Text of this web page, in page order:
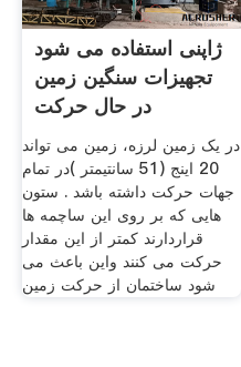
ژاپنی استفاده می شود
تجهیزات سنگین زمین
در حال حرکت
در یک زمین لرزه، زمین می تواند
20 اینج (51 سانتیمتر )در تمام
جهات حرکت داشته باشد . ستون
هایی که بر روی این ساچمه ها
قراردارند کمتر از این مقدار
حرکت می کنند واین باعث می
شود ساختمان از حرکت زمین